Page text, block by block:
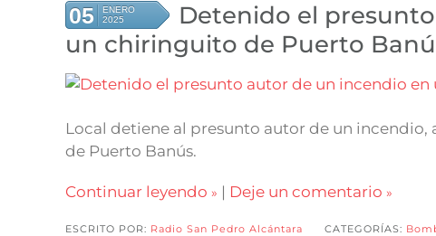
05
ENERO
2025
Detenido el
un chiringuito de Puerto
Local detiene al presunto autor de un incendio,
de Puerto Banús.
Continuar leyendo | Deje un comentario
ESCRITO POR: Radio San Pedro Alcántara CATEGORÍAS: